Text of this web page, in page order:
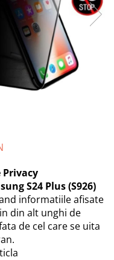
Privacy
S24 Plus (S926)
informatiile afisate
din alt unghi de
de cel care se uita